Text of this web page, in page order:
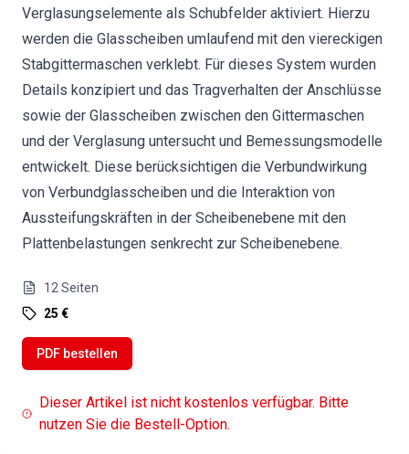
Verglasungselemente als Schubfelder aktiviert. Hierzu
werden die Glasscheiben umlaufend mit den viereckigen
Stabgittermaschen verklebt. Für dieses System wurden
Details konzipiert und das Tragverhalten der Anschlüsse
sowie der Glasscheiben zwischen den Gittermaschen
und der Verglasung untersucht und Bemessungsmodelle
entwickelt. Diese berücksichtigen die Verbundwirkung
von Verbundglasscheiben und die Interaktion von
Aussteifungskräften in der Scheibenebene mit den
Plattenbelastungen senkrecht zur Scheibenebene.
12 Seiten
25 €
PDF bestellen
Dieser Artikel ist nicht kostenlos verfügbar. Bitte
nutzen Sie die Bestell-Option.